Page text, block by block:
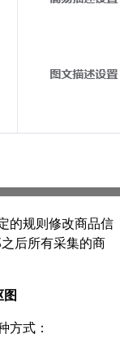
的规则修改商品信
后所有采集的商
图
方式 ：